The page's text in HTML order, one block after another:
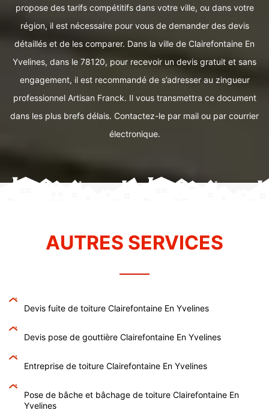
propose des tarifs compétitifs dans votre ville, ou dans votre
région, il est nécessaire pour vous de demander des devis
détaillés et de les comparer. Dans la ville de Clairefontaine En
Yvelines, dans le 78120, pour recevoir un devis gratuit et sans
engagement, il est recommandé de s’adresser au zingueur
professionnel Artisan Franck. Il vous transmettra ce document
dans les plus brefs délais. Contactez-le par mail ou par courrier
électronique.
AUTRES SERVICES
Devis fuite de toiture Clairefontaine En Yvelines
Devis pose de gouttière Clairefontaine En Yvelines
Entreprise de toiture Clairefontaine En Yvelines
Pose de bâche et bâchage de toiture Clairefontaine En
Yvelines